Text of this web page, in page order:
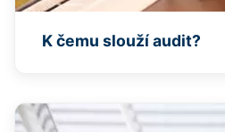
K čemu slouží audit?